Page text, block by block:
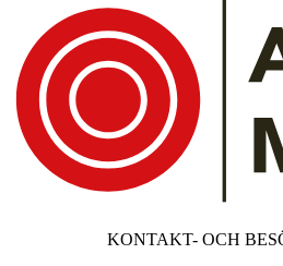
KONTAKT- OCH